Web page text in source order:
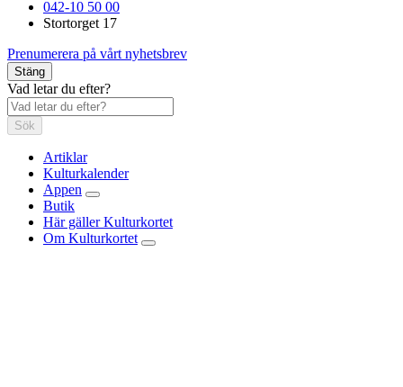
042-10 50 00
Stortorget 17
Prenumerera på vårt nyhetsbrev
Stäng
Vad letar du efter?
Sök
Artiklar
Kulturkalender
Appen
Butik
Här gäller Kulturkortet
Om Kulturkortet